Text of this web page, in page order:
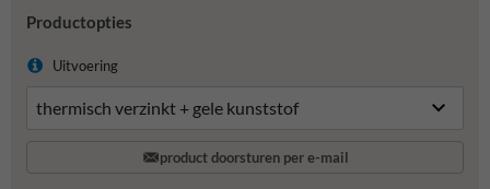
Productopties
Uitvoering
product doorsturen per e-mail